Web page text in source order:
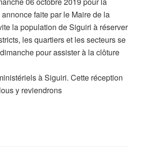
faite par le Maire de la
la population de Siguiri à réserver
les quartiers et les secteurs se
pour assister à la clôture
à Siguiri. Cette réception
y reviendrons